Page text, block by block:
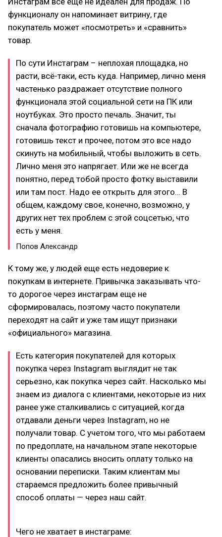
функционалу он напоминает витрину, где
покупатель может «посмотреть» и «сравнить»
товар.
По сути Инстаграм – неплохая площадка, но
расти, всё-таки, есть куда. Например, лично меня
частенько раздражает отсутствие полного
функционала этой социальной сети на ПК или
ноутбуках. Это просто печаль. Значит, ты
сначала фотографию готовишь на компьютере,
готовишь текст и прочее, потом это все надо
скинуть на мобильный, чтобы выложить в сеть.
Лично меня это напрягает. Или же не всегда
понятно, перед тобой просто фотку выставили
или там пост. Надо ее открыть для этого… В
общем, каждому свое, конечно, возможно, у
других нет тех проблем с этой соцсетью, что
есть у меня.
Попов Александр
К тому же, у людей еще есть недоверие к
покупкам в интернете. Привычка заказывать что-
то дорогое через инстаграм еще не
сформировалась, поэтому часто покупатели
переходят на сайт и уже там ищут признаки
«официального» магазина.
Есть категория покупателей для которых
покупка через Instagram выглядит не так
серьезно, как покупка через сайт. Насколько мы
знаем из диалога с клиентами, некоторые из них
ранее уже сталкивались с ситуацией, когда
отдавали деньги через Instagram, но не
получали товар. С учетом того, что мы работаем
по предоплате, на начальном этапе некоторые
клиенты опасались вносить оплату только на
основании переписки. Таким клиентам мы
стараемся предложить более привычный
способ оплаты — через наш сайт.
Чего не хватает в инстаграме: